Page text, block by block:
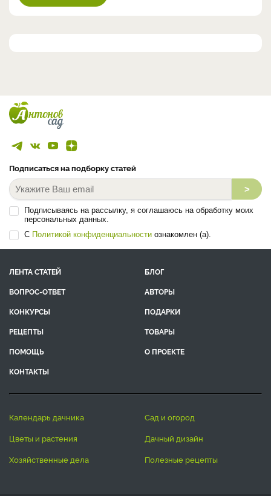
Подписаться на подборку статей
>
Подписываясь на рассылку, я соглашаюсь на обработку моих
персональных данных.
С Политикой конфиденциальности ознакомлен (а).
ЛЕНТА СТАТЕЙ
БЛОГ
ВОПРОС-ОТВЕТ
АВТОРЫ
КОНКУРСЫ
ПОДАРКИ
РЕЦЕПТЫ
ТОВАРЫ
ПОМОЩЬ
О ПРОЕКТЕ
КОНТАКТЫ
календарь дачника
сад и огород
цветы и растения
дачный дизайн
хозяйственные дела
полезные рецепты